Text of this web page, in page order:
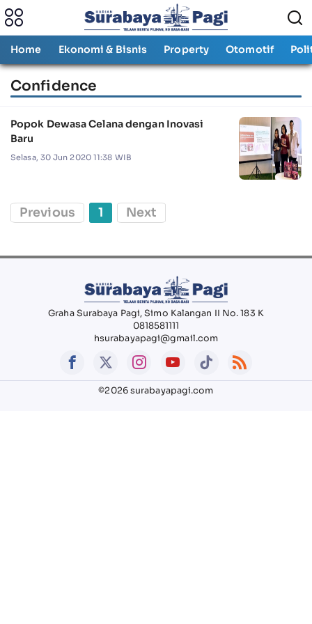
Home Ekonomi & Bisnis Property Otomotif
Confidence
Popok Dewasa Celana dengan Inovasi
Baru
Selasa, 30 Jun 2020 11:38 WIB
Previous 1 Next
Graha Surabaya Pagi, Simo Kalangan II No. 183 K
0818581111
hsurabayapagi@gmail.com
©2026 surabayapagi.com